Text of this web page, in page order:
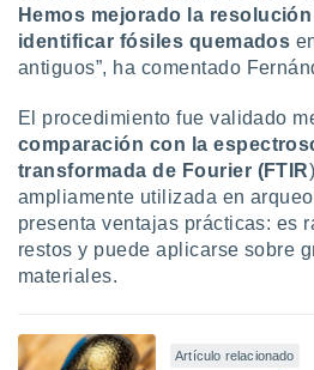
Hemos mejorado la
identificar fósiles quemados
antiguos”, ha comentado
El procedimiento fue validado
comparación con la
transformada de Fourier (FTIR
ampliamente utilizada en
presenta ventajas prácticas: es
restos y puede aplicarse sobre
materiales.
Artículo relacionado